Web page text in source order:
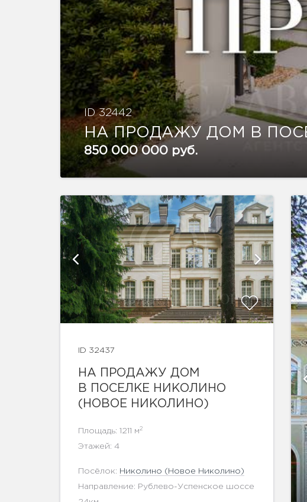
ID 32442
НА ПРОДАЖУ ДОМ В
850 000 000 руб.
ID 32437
НА ПРОДАЖУ ДОМ
В ПОСЕЛКЕ НИКОЛИНО
(НОВОЕ НИКОЛИНО)
Площадь: 1211 м2
Этажей: 4
Посёлок: Николино (Новое Николино)
Направление: Рублево-Успенское шоссе
показать ещё 7 фотографий